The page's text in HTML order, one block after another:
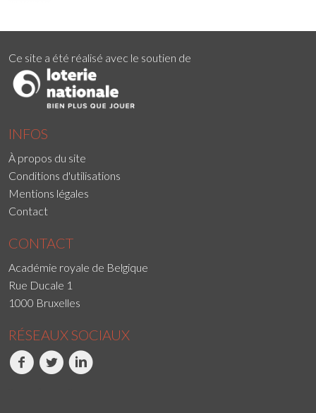
Ce site a été réalisé avec le soutien de
INFOS
À propos du site
Conditions d'utilisations
Mentions légales
Contact
CONTACT
Académie royale de Belgique
Rue Ducale 1
1000 Bruxelles
RÉSEAUX SOCIAUX